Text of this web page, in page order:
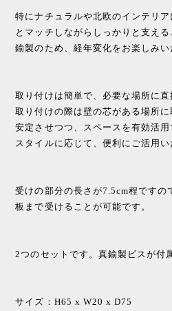
特にナチュラルや北欧のインテリ
とマッチしながらしっかりと支え
鍮製のため、経年変化をお楽しみい
取り付けは簡単で、必要な場所に直
取り付けの際は壁の芯がある場所
安定させつつ、スペースを有効活
スタイルに応じて、便利にご活用い
受けの部分の長さが7.5cm程ですの
板まで受けることが可能です。
2つのセットです。真鍮製ビスが付
サイズ：H65 x W20 x D75